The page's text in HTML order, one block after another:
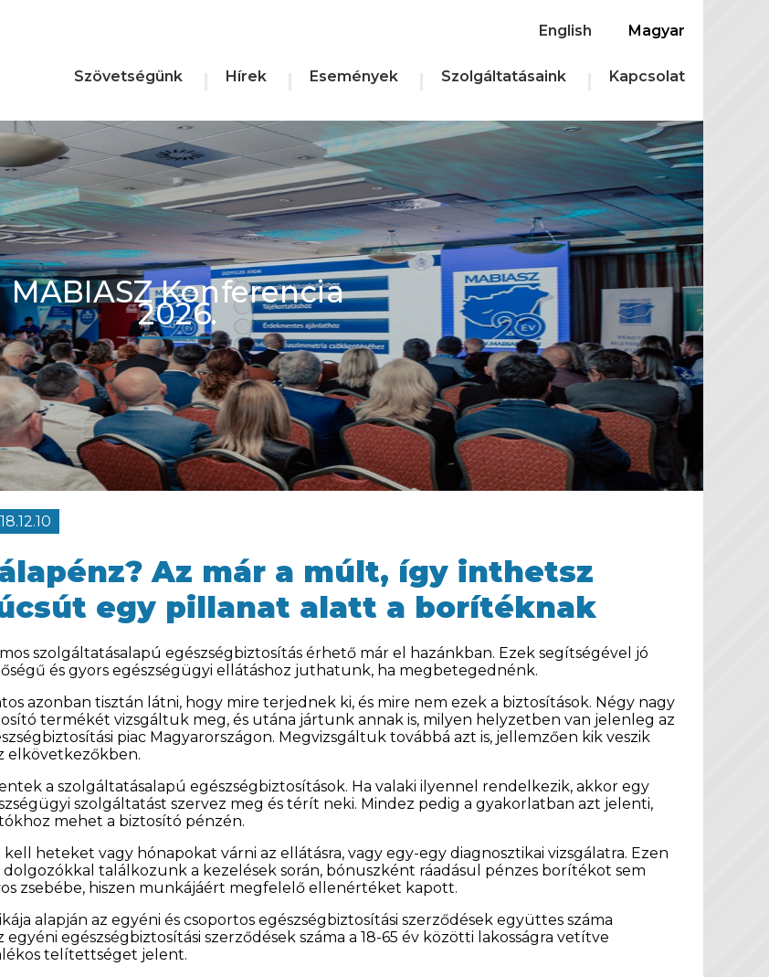
English Magyar
Szövetségünk Hírek Események Szolgáltatásaink Kapcsolat
MABIASZ Konferencia
2026.
Az már a múlt, így inthetsz
egy pillanat alatt a borítéknak
szolgáltatásalapú egészségbiztosítás érhető már el hazánkban. Ezek segítségével jó
és gyors egészségügyi ellátáshoz juthatunk, ha megbetegednénk.
azonban tisztán látni, hogy mire terjednek ki, és mire nem ezek a biztosítások. Négy nagy
termékét vizsgáltuk meg, és utána jártunk annak is, milyen helyzetben van jelenleg az
piac Magyarországon. Megvizsgáltuk továbbá azt is, jellemzően kik veszik
elkövetkezőkben.
a szolgáltatásalapú egészségbiztosítások. Ha valaki ilyennel rendelkezik, akkor egy
szolgáltatást szervez meg és térít neki. Mindez pedig a gyakorlatban azt jelenti,
mehet a biztosító pénzén.
heteket vagy hónapokat várni az ellátásra, vagy egy-egy diagnosztikai vizsgálatra. Ezen
találkozunk a kezelések során, bónuszként ráadásul pénzes borítékot sem
zsebébe, hiszen munkájáért megfelelő ellenértéket kapott.
alapján az egyéni és csoportos egészségbiztosítási szerződések együttes száma
egészségbiztosítási szerződések száma a 18-65 év közötti lakosságra vetítve
telítettséget jelent.